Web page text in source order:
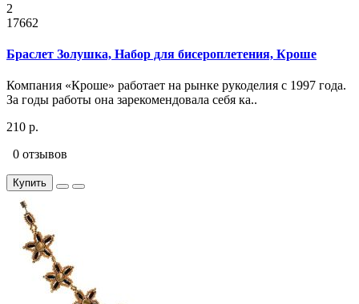
2
17662
Браслет Золушка, Набор для бисероплетения, Кроше
Компания «Кроше» работает на рынке рукоделия с 1997 года.
За годы работы она зарекомендовала себя ка..
210 р.
0 отзывов
Купить